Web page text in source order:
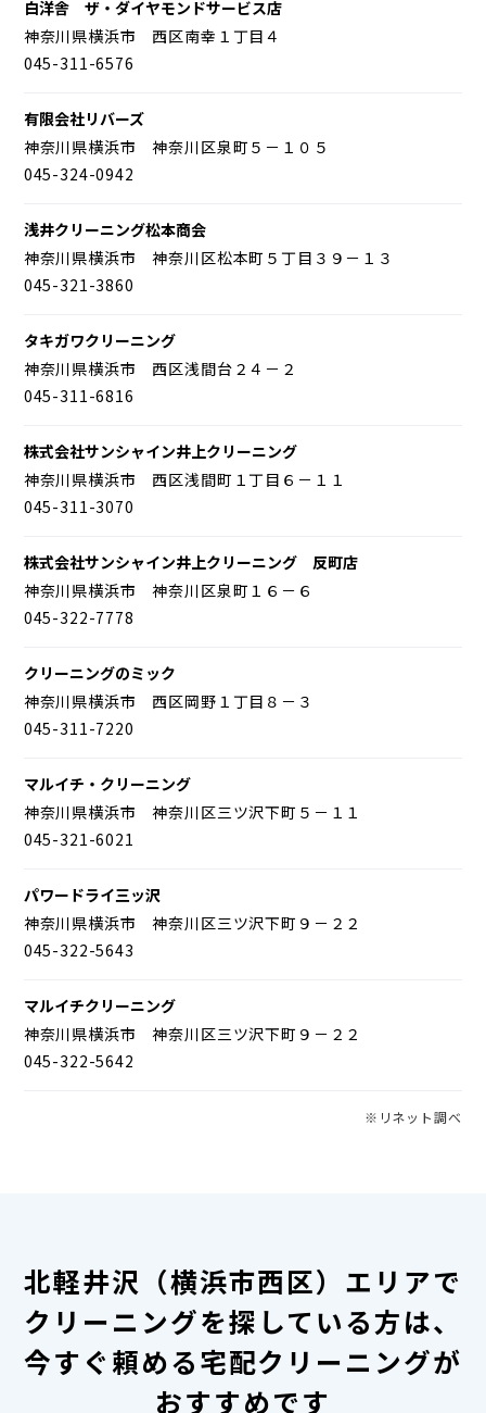
白洋舎 ザ・ダイヤモンドサービス店
神奈川県横浜市 西区南幸１丁目４
045-311-6576
有限会社リバーズ
神奈川県横浜市 神奈川区泉町５－１０５
045-324-0942
浅井クリーニング松本商会
神奈川県横浜市 神奈川区松本町５丁目３９－１３
045-321-3860
タキガワクリーニング
神奈川県横浜市 西区浅間台２４－２
045-311-6816
株式会社サンシャイン井上クリーニング
神奈川県横浜市 西区浅間町１丁目６－１１
045-311-3070
株式会社サンシャイン井上クリーニング 反町店
神奈川県横浜市 神奈川区泉町１６－６
045-322-7778
クリーニングのミック
神奈川県横浜市 西区岡野１丁目８－３
045-311-7220
マルイチ・クリーニング
神奈川県横浜市 神奈川区三ツ沢下町５－１１
045-321-6021
パワードライ三ッ沢
神奈川県横浜市 神奈川区三ツ沢下町９－２２
045-322-5643
マルイチクリーニング
神奈川県横浜市 神奈川区三ツ沢下町９－２２
045-322-5642
※リネット調べ
北軽井沢（横浜市西区）エリアで
クリーニングを探している方は、
今すぐ頼める宅配クリーニングが
おすすめです